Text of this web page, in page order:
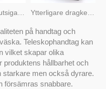
på handtag och
Teleskophandtag kan
vilket skapar olika
produktens hållbarhet och
starkare men också dyrare.
försämras snabbare.